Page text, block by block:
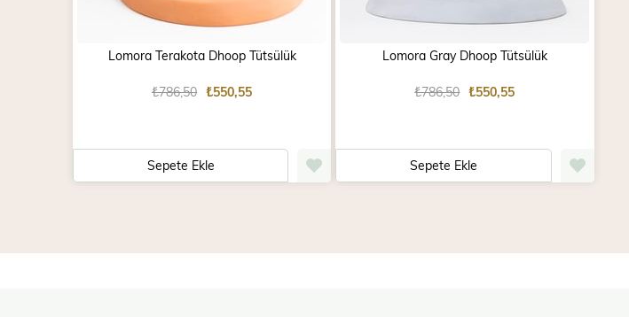
Lomora Terakota Dhoop Tütsülük
₺550,55
₺786,50
Sepete Ekle
Lomora Gray Dhoop Tütsülük
₺550,55
₺786,50
Sepete Ekle